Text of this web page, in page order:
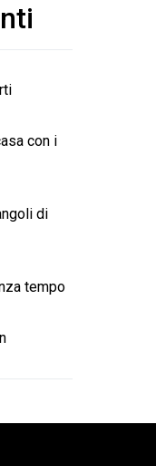
con i
di
tempo